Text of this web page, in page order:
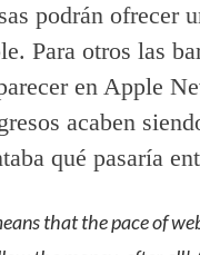
podrán ofrecer
Para otros las
en Apple
acaben
qué pasaría
that the pace of